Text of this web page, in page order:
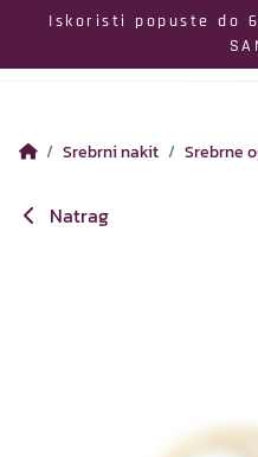
Iskoristi popuste do
Izbornik
Profil
Srebrni nakit Srebrne
Natrag